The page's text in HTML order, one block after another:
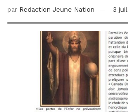
par Redaction Jeune Nation 3